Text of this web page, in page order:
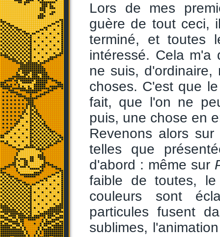
Lors de mes
guère de tout ceci,
terminé, et toutes
intéressé. Cela m'a
ne suis, d'ordinaire,
choses. C'est que
fait, que l'on ne
puis, une chose en
Revenons alors
telles que
d'abord : même sur
faible de toutes,
couleurs sont
particules fusent
sublimes,